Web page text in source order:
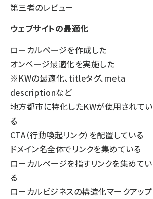
第三者のレビュー
ウェブサイトの最適化
ローカルページを作成した
オンページ最適化を実施した
※KWの最適化、titleタグ、meta
descriptionなど
地方都市に特化したKWが使用されてい
る
CTA（行動喚起リンク）を配置している
ドメイン名全体でリンクを集めている
ローカルページを指すリンクを集めてい
る
ローカルビジネスの構造化マークアップ